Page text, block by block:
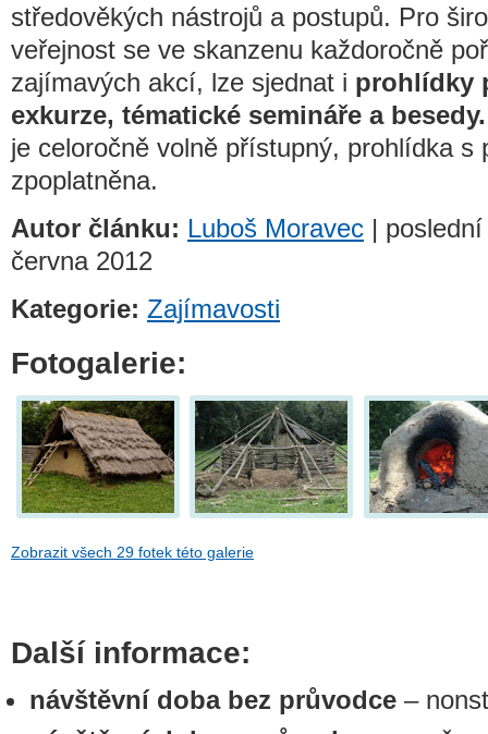
středověkých nástrojů a postupů. Pro
veřejnost se ve skanzenu každoročně
zajímavých akcí, lze sjednat i prohlídky
exkurze, tématické semináře a besedy.
je celoročně volně přístupný, prohlídka s
zpoplatněna.
Autor článku: Luboš Moravec |
června 2012
Kategorie: Zajímavosti
Fotogalerie:
Zobrazit všech 29 fotek této galerie
Další informace:
návštěvní doba bez průvodce –